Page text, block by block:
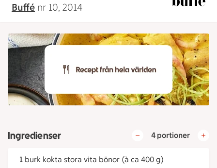
Buffé nr 10, 2014
Ingredienser 4 portioner
1 burk kokta stora vita bönor (à ca 400 g)